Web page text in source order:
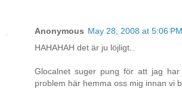
Anonymous May 28, 2008 at 5:06 PM
HAHAHAH det är ju löjligt..
Glocalnet suger pung för att jag har
problem här hemma oss mig innan vi